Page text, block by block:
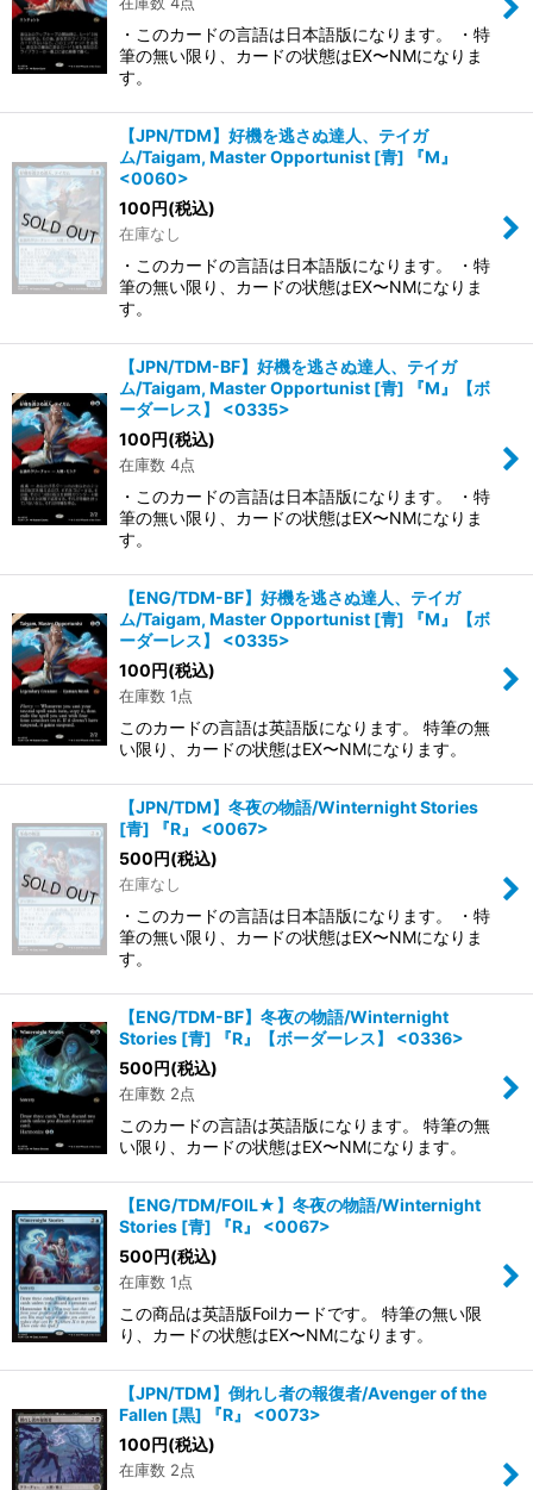
・このカードの言語は日本語版になります。 ・特
筆の無い限り、カードの状態はEX〜NMになりま
す。
【JPN/TDM】好機を逃さぬ達人、テイガ
ム/Taigam, Master Opportunist [青] 『M』
<0060>
100円(税込)
在庫なし
・このカードの言語は日本語版になります。 ・特
筆の無い限り、カードの状態はEX〜NMになりま
す。
【JPN/TDM-BF】好機を逃さぬ達人、テイガ
ム/Taigam, Master Opportunist [青] 『M』【ボ
ーダーレス】 <0335>
100円(税込)
在庫数 4点
・このカードの言語は日本語版になります。 ・特
筆の無い限り、カードの状態はEX〜NMになりま
す。
【ENG/TDM-BF】好機を逃さぬ達人、テイガ
ム/Taigam, Master Opportunist [青] 『M』【ボ
ーダーレス】 <0335>
100円(税込)
在庫数 1点
このカードの言語は英語版になります。 特筆の無
い限り、カードの状態はEX〜NMになります。
【JPN/TDM】冬夜の物語/Winternight Stories
[青] 『R』 <0067>
500円(税込)
在庫なし
・このカードの言語は日本語版になります。 ・特
筆の無い限り、カードの状態はEX〜NMになりま
す。
【ENG/TDM-BF】冬夜の物語/Winternight
Stories [青] 『R』【ボーダーレス】 <0336>
500円(税込)
在庫数 2点
このカードの言語は英語版になります。 特筆の無
い限り、カードの状態はEX〜NMになります。
【ENG/TDM/FOIL★】冬夜の物語/Winternight
Stories [青] 『R』 <0067>
500円(税込)
在庫数 1点
この商品は英語版Foilカードです。 特筆の無い限
り、カードの状態はEX〜NMになります。
【JPN/TDM】倒れし者の報復者/Avenger of the
Fallen [黒] 『R』 <0073>
100円(税込)
在庫数 2点